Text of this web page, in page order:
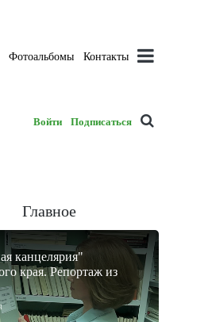
Фотоальбомы Контакты
Войти Подписаться
Главное
канцелярия"
края. Репортаж из